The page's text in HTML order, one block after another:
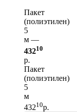
Пакет
(полиэтилен)
5
м —
43210
р.
Пакет
(полиэтилен)
5
м
43210р.